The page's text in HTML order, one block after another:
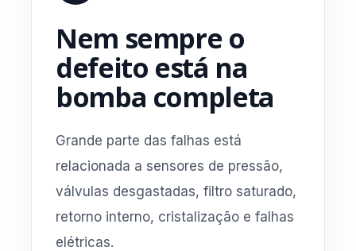
Nem sempre o
defeito está na
bomba completa
Grande parte das falhas está
relacionada a sensores de pressão,
válvulas desgastadas, filtro saturado,
retorno interno, cristalização e falhas
elétricas.